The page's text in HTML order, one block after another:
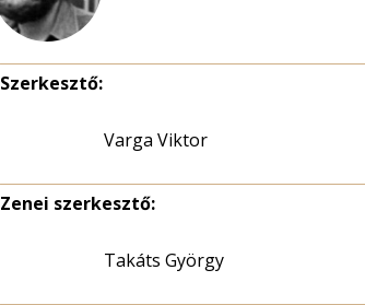
Szerkesztő:
Varga Viktor
Zenei szerkesztő:
Takáts György